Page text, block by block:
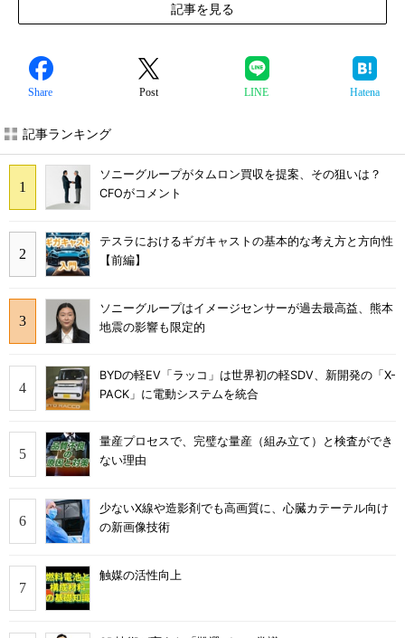
記事を見る
Share Post LINE Hatena
記事ランキング
ソニーグループがタムロン買収を提案、その狙いは？
CFOがコメント
テスラにおけるギガキャストの基本的な考え方と方向性
【前編】
ソニーグループはイメージセンサーが過去最高益、熊本
地震の影響も限定的
BYDの軽EV「ラッコ」は世界初の軽SDV、新開発の「X-
PACK」に電動システムを統合
量産プロセスで、完璧な量産（組み立て）と検査ができ
ない理由
少ないX線や造影剤でも高画質に、心臓カテーテル向け
の新画像技術
触媒の活性向上